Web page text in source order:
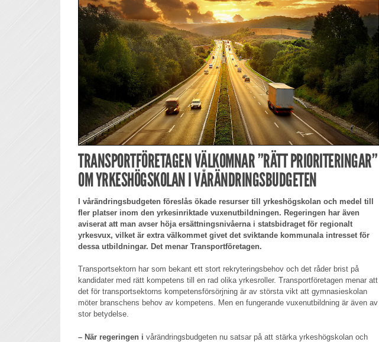
TRANSPORTFÖRETAGEN VÄLKOMNAR ”RÄTT PRIORITERINGAR”
OM YRKESHÖGSKOLAN I VÅRÄNDRINGSBUDGETEN
I vårändringsbudgeten föreslås ökade resurser till yrkeshögskolan och medel till
fler platser inom den yrkesinriktade vuxenutbildningen. Regeringen har även
aviserat att man avser höja ersättningsnivåerna i statsbidraget för regionalt
yrkesvux, vilket är extra välkommet givet det sviktande kommunala intresset för
dessa utbildningar. Det menar Transportföretagen.
Transportsektorn har som bekant ett stort rekryteringsbehov och det råder brist på
kandidater med rätt kompetens till en rad olika yrkesroller. Transportföretagen menar att
det för transportsektorns kompetensförsörjning är av största vikt att gymnasieskolan
möter branschens behov av kompetens. Men en fungerande vuxenutbildning är även av
stor betydelse.
– När regeringen i vårändringsbudgeten nu satsar på att stärka yrkeshögskolan och